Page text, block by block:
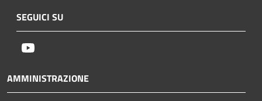
SEGUICI SU
AMMINISTRAZIONE